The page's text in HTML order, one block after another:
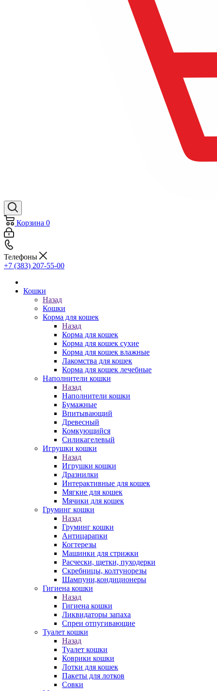
Корзина 0
Телефоны
+7 (383) 207-55-00
Кошки
Назад
Кошки
Корма для кошек
Назад
Корма для кошек
Корма для кошек сухие
Корма для кошек влажные
Лакомства для кошек
Корма для кошек лечебные
Наполнители кошки
Назад
Наполнители кошки
Бумажные
Впитывающий
Древесный
Комкующийся
Силикагелевый
Игрушки кошки
Назад
Игрушки кошки
Дразнилки
Интерактивные для кошек
Мягкие для кошек
Мячики для кошек
Груминг кошки
Назад
Груминг кошки
Антицарапки
Когтерезы
Машинки для стрижки
Расчески, щетки, пуходерки
Скребницы, колтунорезы
Шампуни,кондиционеры
Гигиена кошки
Назад
Гигиена кошки
Ликвидаторы запаха
Спреи отпугивающие
Туалет кошки
Назад
Туалет кошки
Коврики кошки
Лотки для кошек
Пакеты для лотков
Совки